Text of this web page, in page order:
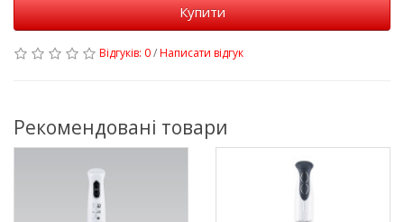
Купити
Відгуків: 0/Написати відгук
Рекомендовані товари